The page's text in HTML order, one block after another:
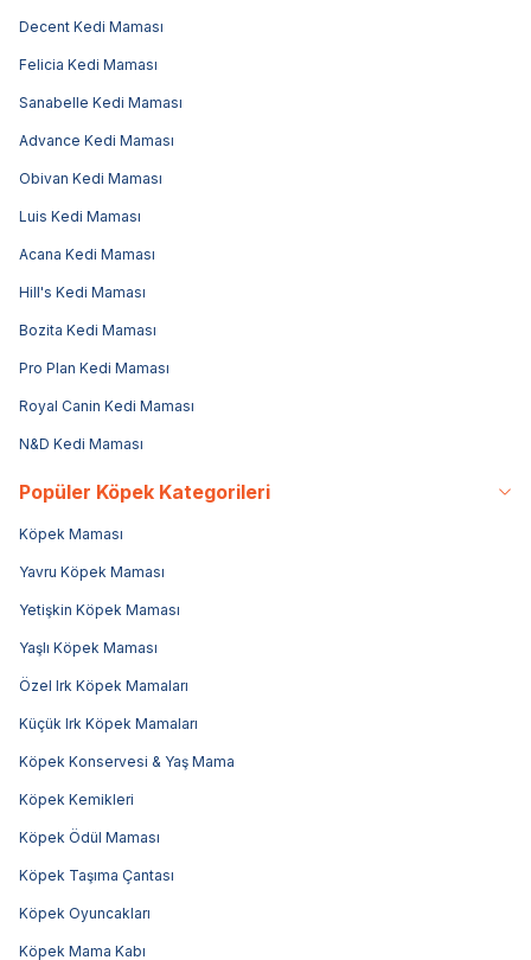
Decent Kedi Maması
Felicia Kedi Maması
Sanabelle Kedi Maması
Advance Kedi Maması
Obivan Kedi Maması
Luis Kedi Maması
Acana Kedi Maması
Hill's Kedi Maması
Bozita Kedi Maması
Pro Plan Kedi Maması
Royal Canin Kedi Maması
N&D Kedi Maması
Popüler Köpek Kategorileri
Köpek Maması
Yavru Köpek Maması
Yetişkin Köpek Maması
Yaşlı Köpek Maması
Özel Irk Köpek Mamaları
Küçük Irk Köpek Mamaları
Köpek Konservesi & Yaş Mama
Köpek Kemikleri
Köpek Ödül Maması
Köpek Taşıma Çantası
Köpek Oyuncakları
Köpek Mama Kabı